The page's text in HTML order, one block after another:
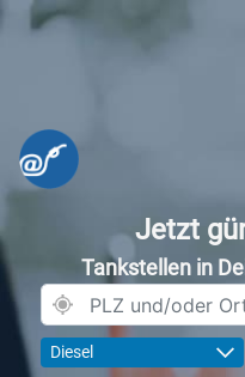
Jetzt
Tankstellen in
Diesel